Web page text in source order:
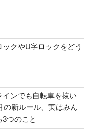
クやU字ロックをどう
インでも自転車を抜い
の新ルール、実はみん
3つのこと